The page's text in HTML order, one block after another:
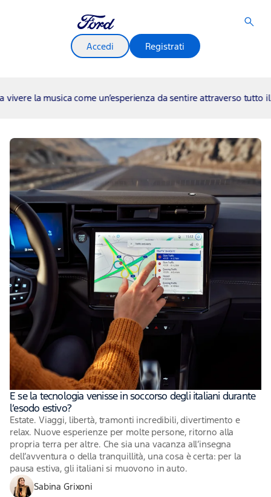
Accedi Registrati
come un’esperienza da sentire attraverso tutto il corpo
E se la tecnologia venisse in soccorso degli italiani durante
l’esodo estivo?
Estate. Viaggi, libertà, tramonti incredibili, divertimento e
relax. Nuove esperienze per molte persone, ritorno alla
propria terra per altre. Che sia una vacanza all’insegna
dell’avventura o della tranquillità, una cosa è certa: per la
pausa estiva, gli italiani si muovono in auto.
Sabina Grixoni